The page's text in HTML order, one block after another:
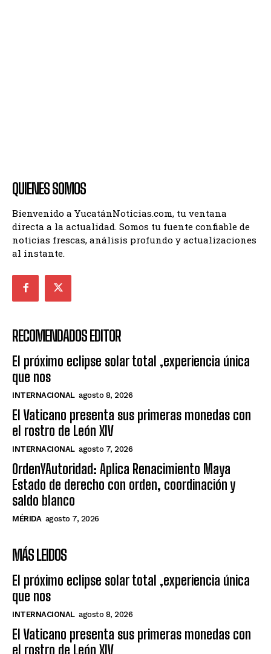
QUIENES SOMOS
Bienvenido a YucatánNoticias.com, tu ventana
directa a la actualidad. Somos tu fuente confiable de
noticias frescas, análisis profundo y actualizaciones
al instante.
RECOMENDADOS EDITOR
El próximo eclipse solar total ,experiencia única
que nos
INTERNACIONAL agosto 8, 2026
El Vaticano presenta sus primeras monedas con
el rostro de León XIV
INTERNACIONAL agosto 7, 2026
OrdenYAutoridad: Aplica Renacimiento Maya
Estado de derecho con orden, coordinación y
saldo blanco
MÉRIDA agosto 7, 2026
MÁS LEIDOS
El próximo eclipse solar total ,experiencia única
que nos
INTERNACIONAL agosto 8, 2026
El Vaticano presenta sus primeras monedas con
el rostro de León XIV